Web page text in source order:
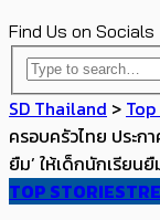
Find Us on Socials
SD Thailand >
ครอบครัวไทย​ ​​ประก
ยืม’ ให้เด็กนักเรียน
TOP STORIES